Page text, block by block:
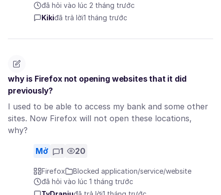
đã hỏi vào lúc 2 tháng trước
Kikiđã trả lời1 tháng trước
why is Firefox not opening websites that it did
previously?
I used to be able to access my bank and some other
sites. Now Firefox will not open these locations,
why?
Mở 1 20
Firefox
Blocked application/service/website
đã hỏi vào lúc 1 tháng trước